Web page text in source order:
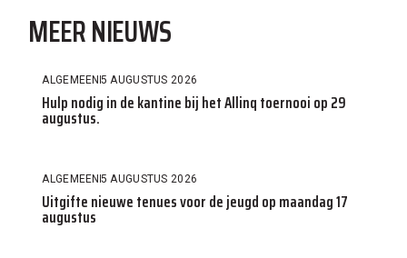
MEER NIEUWS
ALGEMEEN5 AUGUSTUS 2026
Hulp nodig in de kantine bij het Allinq toernooi op 29
augustus.
ALGEMEEN5 AUGUSTUS 2026
Uitgifte nieuwe tenues voor de jeugd op maandag 17
augustus